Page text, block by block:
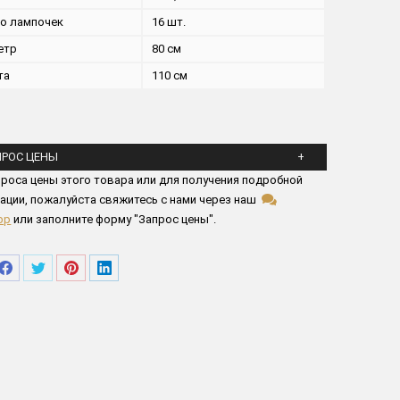
лампочек
16 шт.
80 см
110 см
ЦЕНЫ
заполните все поля ниже
цены этого товара или для получения подробной
пожалуйста свяжитесь с нами через наш
или заполните форму "Запрос цены".
Поделиться
Поделиться
Поделиться
Поделиться